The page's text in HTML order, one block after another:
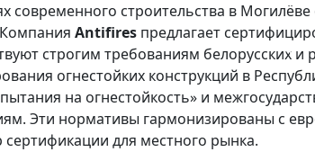
современного строительства в
Antifires предлагает
строгим требованиям белорусских
огнестойких конструкций в
на огнестойкость» и
Эти нормативы гармонизированы с
сертификации для местного рынка.